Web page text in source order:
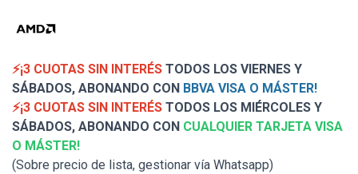
⚡¡3 CUOTAS SIN INTERÉS TODOS LOS VIERNES Y
SÁBADOS, ABONANDO CON BBVA VISA O MÁSTER!
⚡¡3 CUOTAS SIN INTERÉS TODOS LOS MIÉRCOLES Y
SÁBADOS, ABONANDO CON CUALQUIER TARJETA VISA
O MÁSTER!
(Sobre precio de lista, gestionar vía Whatsapp)